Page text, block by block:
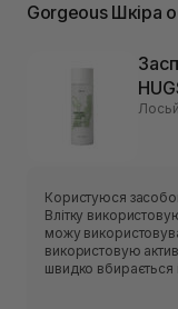
Gorgeous Шкіра
Користуюся
Влітку
можу
використовую
швидко вбирається